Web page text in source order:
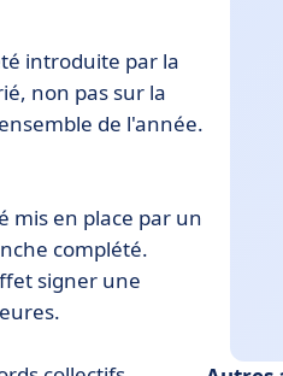
introduite par la
non pas sur la
de l'année.
mis en place par un
complété.
signer une